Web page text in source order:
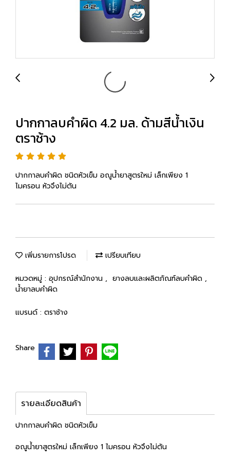
ปากกาลบคำผิด 4.2 มล. ด้ามสีน้ำเงิน
ตราช้าง
ปากกาลบคำผิด ชนิดหัวเข็ม อณูน้ำยาสูตรใหม่ เล็กเพียง 1
ไมครอน หัวจึงไม่ตัน
เพิ่มรายการโปรด เปรียบเทียบ
หมวดหมู่ : อุปกรณ์สำนักงาน , ยางลบและผลิตภัณฑ์ลบคำผิด ,
น้ำยาลบคำผิด
แบรนด์ : ตราช้าง
Share
รายละเอียดสินค้า
ปากกาลบคำผิด ชนิดหัวเข็ม
อณูน้ำยาสูตรใหม่ เล็กเพียง 1 ไมครอน หัวจึงไม่ตัน